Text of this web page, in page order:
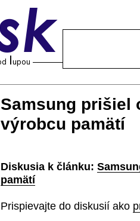
Samsung prišiel
výrobcu pamätí
Diskusia k článku:
pamätí
Prispievajte do diskusií ako